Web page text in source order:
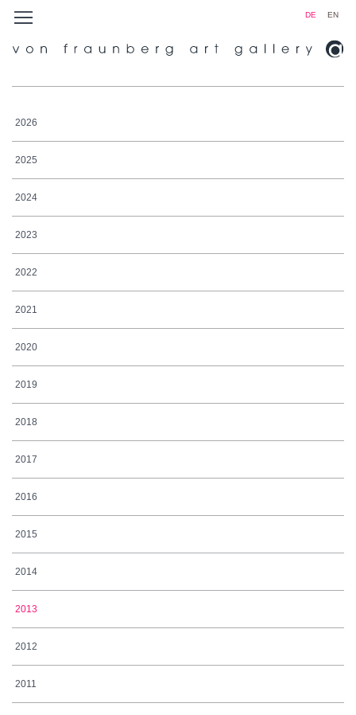
DE EN
2026
2025
2024
2023
2022
2021
2020
2019
2018
2017
2016
2015
2014
2013
2012
2011